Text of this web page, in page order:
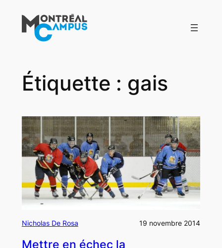
contenu
Étiquette : gais
Nicholas De Rosa 19 novembre 2014
Mettre en échec la